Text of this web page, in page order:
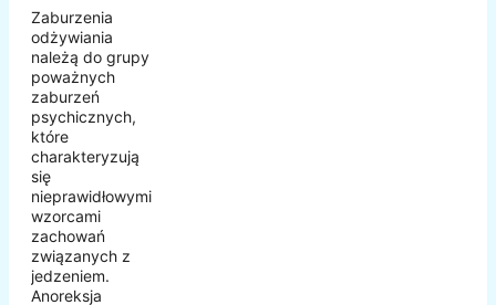
Zaburzenia
odżywiania
należą do grupy
poważnych
zaburzeń
psychicznych,
które
charakteryzują
się
nieprawidłowymi
wzorcami
zachowań
związanych z
jedzeniem.
Anoreksja